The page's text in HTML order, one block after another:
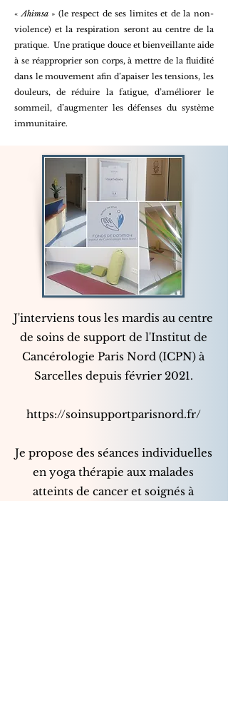
«Ahimsa» (le respect de ses limites et de la non-
violence) et la respiration seront au centre de la
pratique. Une pratique douce et bienveillante aide
à se réapproprier son corps, à mettre de la fluidité
dans le mouvement afin d’apaiser les tensions, les
douleurs, de réduire la fatigue, d’améliorer le
sommeil, d’augmenter les défenses du système
immunitaire.
J'interviens tous les mardis au centre
de soins de support de l'Institut de
Cancérologie Paris Nord (ICPN) à
Sarcelles depuis février 2021.
https://soinsupportparisnord.fr/
Je propose des séances individuelles
en yoga thérapie aux malades
atteints de cancer et soignés à